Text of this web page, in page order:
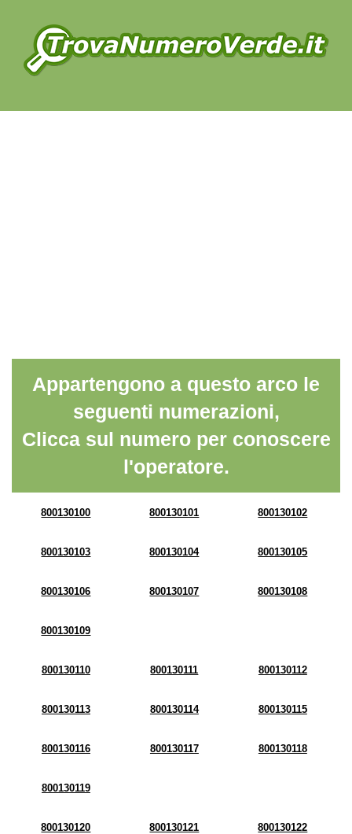
Appartengono a questo arco le
seguenti numerazioni,
Clicca sul numero per conoscere
l'operatore.
800130100 800130101 800130102
800130103 800130104 800130105
800130106 800130107 800130108
800130109
800130110 800130111 800130112
800130113 800130114 800130115
800130116 800130117 800130118
800130119
800130120 800130121 800130122